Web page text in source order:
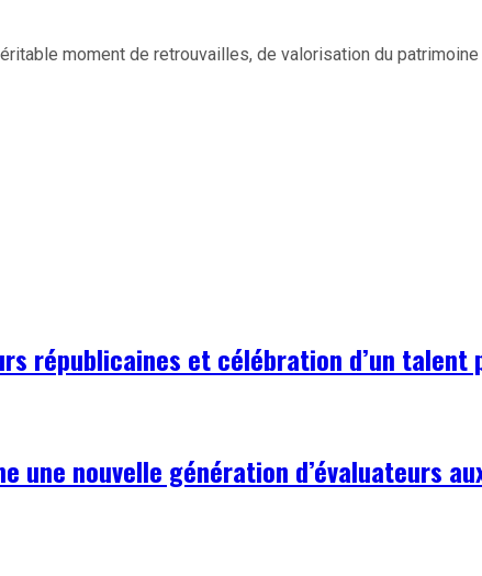
moment de retrouvailles, de valorisation du
républicaines et célébration d’un talent
une nouvelle génération d’évaluateurs